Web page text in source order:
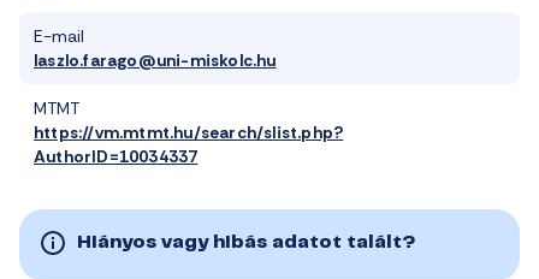
E-mail
laszlo.farago@uni-miskolc.hu
MTMT
https://vm.mtmt.hu/search/slist.php?
AuthorID=10034337
Hiányos vagy hibás adatot talált?